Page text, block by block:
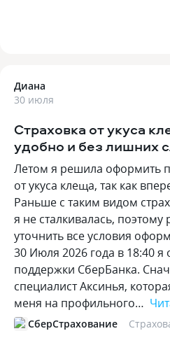
Диана
30 июля
Страховка от укуса
удобно и без лишних
Летом я решила оформить
от укуса клеща, так как
Раньше с таким видом
я не сталкивалась,
уточнить все условия
30 Июля 2026 года в 18:40 я
поддержки СберБанка.
специалист Аксинья,
меня на профильного…
СберСтрахование